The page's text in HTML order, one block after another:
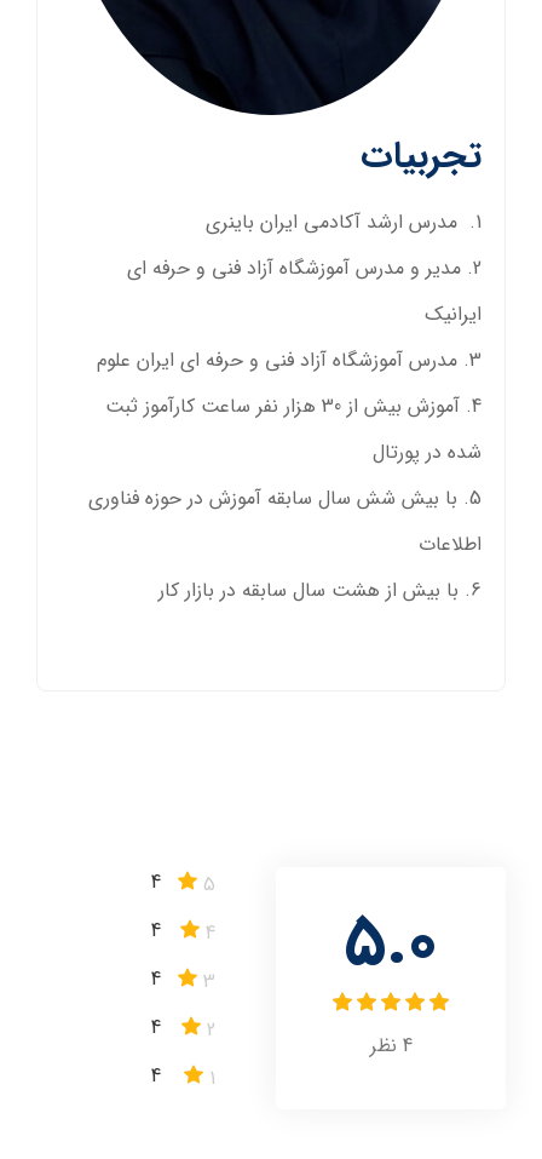
تجربیات
مدرس ارشد آکادمی ایران باینری
مدیر و مدرس آموزشگاه آزاد فنی و حرفه ای
ایرانیک
مدرس آموزشگاه آزاد فنی و حرفه ای ایران علوم
آموزش بیش از 30 هزار نفر ساعت کارآموز ثبت
شده در پورتال
با بیش شش سال سابقه آموزش در حوزه فناوری
اطلاعات
با بیش از هشت سال سابقه در بازار کار
5.0
4 نظر
5
4
4
4
3
4
2
4
1
4